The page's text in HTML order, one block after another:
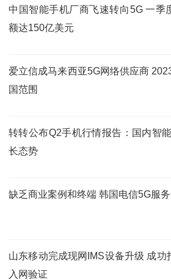
中国智能手机厂商飞速转向5G 一季
额达150亿美元
爱立信成马来西亚5G网络供应商
国范围
转转公布Q2手机行情报告：国内智
长态势
缺乏商业案例和终端 韩国电信5G服
山东移动完成现网IMS设备升级 成功
入网验证